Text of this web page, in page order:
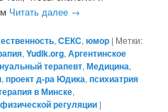
Читать далее →
,СЕКС,юмор | Метки:
,Yudik.org,Аргентинское
терапевт,Медицина,
,проект д-ра Юдика,психиатрия
в Минске,
регуляции |